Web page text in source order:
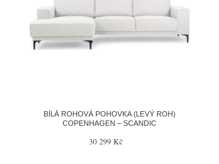
BÍLÁ ROHOVÁ POHOVKA (LEVÝ ROH)
COPENHAGEN – SCANDIC
30 299 Kč